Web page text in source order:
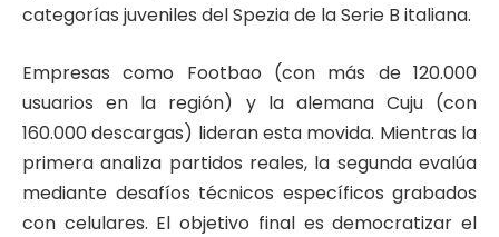
categorías juveniles del Spezia de la Serie B italiana.
Empresas como Footbao (con más de 120.000
usuarios en la región) y la alemana Cuju (con
160.000 descargas) lideran esta movida. Mientras la
primera analiza partidos reales, la segunda evalúa
mediante desafíos técnicos específicos grabados
con celulares. El objetivo final es democratizar el